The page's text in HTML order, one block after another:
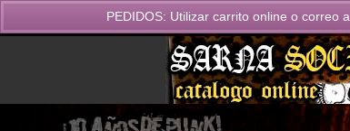
PEDIDOS: Utilizar carrito online o correo a